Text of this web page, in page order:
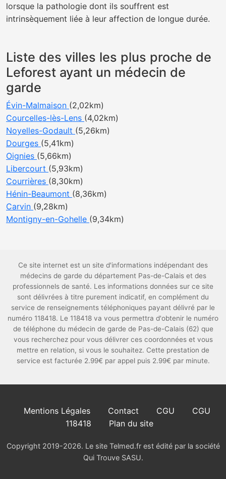
lorsque la pathologie dont ils souffrent est
intrinsèquement liée à leur affection de longue durée.
Liste des villes les plus proche de
Leforest ayant un médecin de
garde
Évin-Malmaison (2,02km)
Courcelles-lès-Lens (4,02km)
Noyelles-Godault (5,26km)
Dourges (5,41km)
Oignies (5,66km)
Libercourt (5,93km)
Courrières (8,30km)
Hénin-Beaumont (8,36km)
Carvin (9,28km)
Montigny-en-Gohelle (9,34km)
Ce site internet est un site d'informations indépendant des
médecins de garde du département Pas-de-Calais et des
professionnels de santé. Les informations données sur ce site
sont délivrées à titre purement indicatif, en complément du
service de renseignements téléphoniques payant délivré par le
numéro 118418. Le 118418 va vous permettra d'obtenir le numéro
de téléphone du médecin de garde de Pas-de-Calais (62) que
vous recherchez pour vous délivrer ces coordonnées et vous
mettre en relation, si vous le souhaitez. Cette prestation de
service est facturée 2.99€ par appel puis 2.99€ par minute.
Mentions Légales Contact CGU
CGU
118418
Plan du site
Copyright 2019-2026. Le site Telmed.fr est édité par la société
Qui Trouve SASU.